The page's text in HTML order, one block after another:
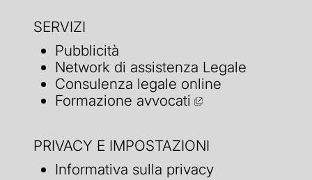
SERVIZI
Pubblicità
Network di assistenza Legale
Consulenza legale online
Formazione avvocati
PRIVACY E IMPOSTAZIONI
Informativa sulla privacy